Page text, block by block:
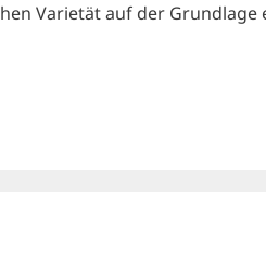
Varietät auf der